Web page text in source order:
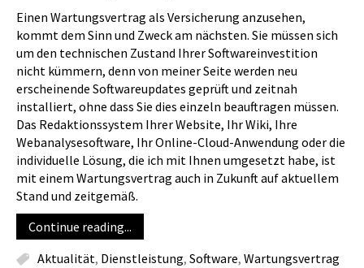
Einen Wartungsvertrag als Versicherung anzusehen,
kommt dem Sinn und Zweck am nächsten. Sie müssen sich
um den technischen Zustand Ihrer Softwareinvestition
nicht kümmern, denn von meiner Seite werden neu
erscheinende Softwareupdates geprüft und zeitnah
installiert, ohne dass Sie dies einzeln beauftragen müssen.
Das Redaktionssystem Ihrer Website, Ihr Wiki, Ihre
Webanalysesoftware, Ihr Online-Cloud-Anwendung oder die
individuelle Lösung, die ich mit Ihnen umgesetzt habe, ist
mit einem Wartungsvertrag auch in Zukunft auf aktuellem
Stand und zeitgemäß.
Continue reading...
Aktualität, Dienstleistung, Software, Wartungsvertrag